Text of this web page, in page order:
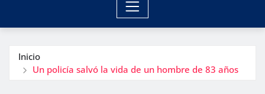
Inicio
Un policía salvó la vida de un hombre de 83 años